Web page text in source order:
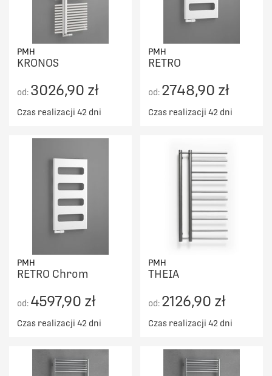
PMH
KRONOS
od: 3026,90 zł
Czas realizacji 42 dni
PMH
RETRO
od: 2748,90 zł
Czas realizacji 42 dni
PMH
RETRO Chrom
od: 4597,90 zł
Czas realizacji 42 dni
PMH
THEIA
od: 2126,90 zł
Czas realizacji 42 dni